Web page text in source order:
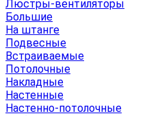
Люстры-вентиляторы
Большие
На штанге
Подвесные
Встраиваемые
Потолочные
Накладные
Настенные
Настенно-потолочные